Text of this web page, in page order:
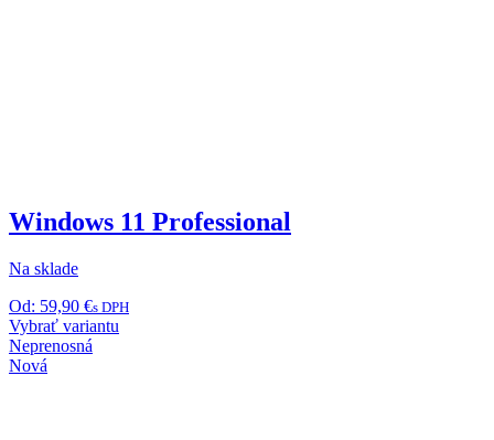
Windows 11 Professional
Na sklade
Od: 59,90 €s DPH
Vybrať variantu
Neprenosná
Nová